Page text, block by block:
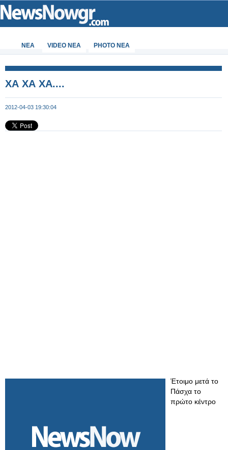
ΝΕΑ VIDEO NEA PHOTO NEA
ΧΑ ΧΑ ΧΑ....
2012-04-03 19:30:04
Έτοιμο μετά το
Πάσχα το
πρώτο κέντρο